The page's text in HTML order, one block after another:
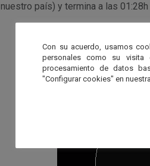
nuestro país) y termina a las
Con su acuerdo, usamos
personales como su visita
procesamiento de datos
"Configurar cookies" en